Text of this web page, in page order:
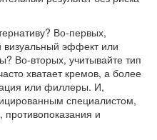
Во-первых,
эффект или
Во-вторых, учитывайте тип
хватает кремов, а более
или филлеры. И,
специалистом,
и